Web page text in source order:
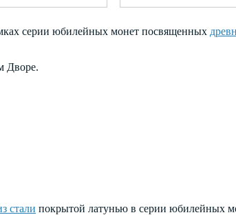
серии юбилейных монет посвященных
Дворе.
стали покрытой латунью в серии юбилейных